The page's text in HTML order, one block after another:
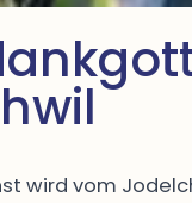
wird vom